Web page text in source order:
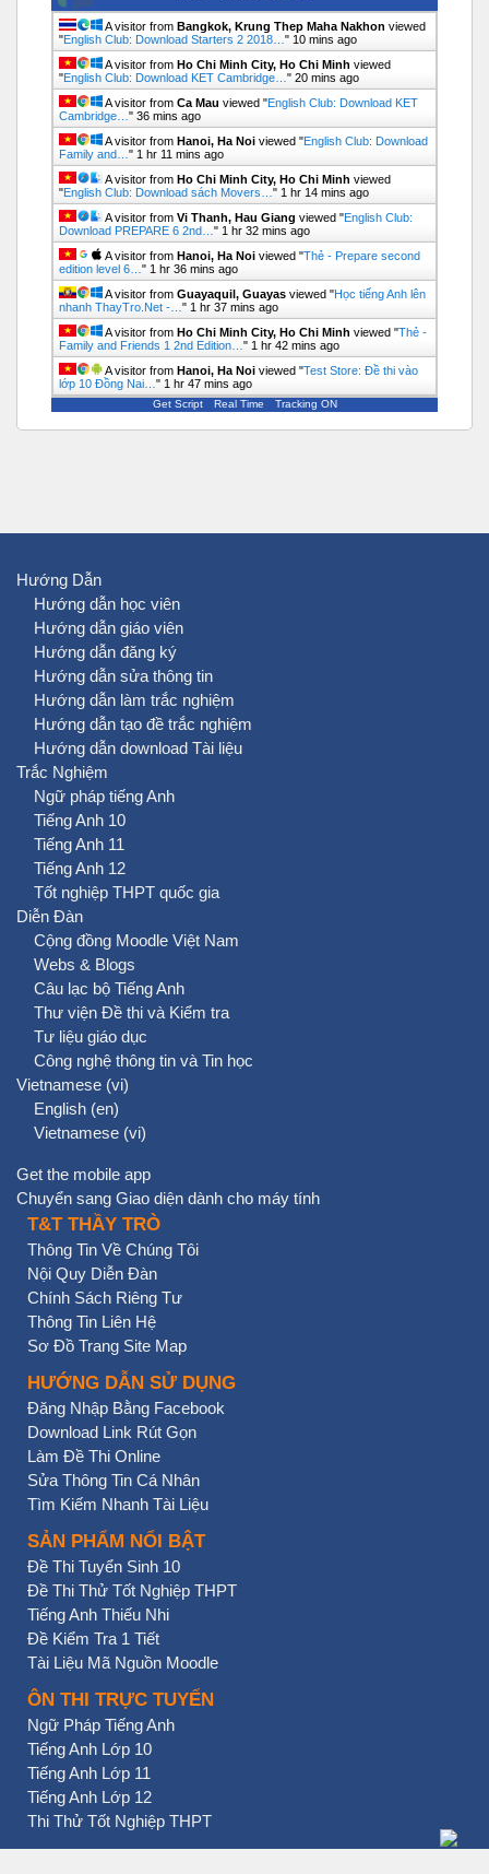
A visitor from Bangkok, Krung Thep Maha Nakhon viewed
"English Club: Download Starters 2 2018… " 10 mins ago
A visitor from Ho Chi Minh City, Ho Chi Minh viewed
"English Club: Download KET Cambridge… " 20 mins ago
A visitor from Ca Mau viewed "English Club: Download KET
Cambridge… " 36 mins ago
A visitor from Hanoi, Ha Noi viewed "English Club: Download
Family and… " 1 hr 11 mins ago
A visitor from Ho Chi Minh City, Ho Chi Minh viewed
"English Club: Download sách Movers… " 1 hr 14 mins ago
A visitor from Vi Thanh, Hau Giang viewed "English Club:
Download PREPARE 6 2nd… " 1 hr 32 mins ago
A visitor from Hanoi, Ha Noi viewed "Thẻ - Prepare second
edition level 6… " 1 hr 36 mins ago
A visitor from Guayaquil, Guayas viewed "Học tiếng Anh lên
nhanh ThayTro.Net -… " 1 hr 37 mins ago
A visitor from Ho Chi Minh City, Ho Chi Minh viewed "Thẻ -
Family and Friends 1 2nd Edition… " 1 hr 42 mins ago
A visitor from Hanoi, Ha Noi viewed "Test Store: Đề thi vào
lớp 10 Đồng Nai… " 1 hr 47 mins ago
Get Script Real Time Tracking ON
Hướng Dẫn
Hướng dẫn học viên
Hướng dẫn giáo viên
Hướng dẫn đăng ký
Hướng dẫn sửa thông tin
Hướng dẫn làm trắc nghiệm
Hướng dẫn tạo đề trắc nghiệm
Hướng dẫn download Tài liệu
Trắc Nghiệm
Ngữ pháp tiếng Anh
Tiếng Anh 10
Tiếng Anh 11
Tiếng Anh 12
Tốt nghiệp THPT quốc gia
Diễn Đàn
Cộng đồng Moodle Việt Nam
Webs & Blogs
Câu lạc bộ Tiếng Anh
Thư viện Đề thi và Kiểm tra
Tư liệu giáo dục
Công nghệ thông tin và Tin học
Vietnamese ‎(vi)‎
English ‎(en)‎
Vietnamese ‎(vi)‎
Get the mobile app
Chuyển sang Giao diện dành cho máy tính
T&T THẦY TRÒ
Thông Tin Về Chúng Tôi
Nội Quy Diễn Đàn
Chính Sách Riêng Tư
Thông Tin Liên Hệ
Sơ Đồ Trang Site Map
HƯỚNG DẪN SỬ DỤNG
Đăng Nhập Bằng Facebook
Download Link Rút Gọn
Làm Đề Thi Online
Sửa Thông Tin Cá Nhân
Tìm Kiếm Nhanh Tài Liệu
SẢN PHẨM NỔI BẬT
Đề Thi Tuyển Sinh 10
Đề Thi Thử Tốt Nghiệp THPT
Tiếng Anh Thiếu Nhi
Đề Kiểm Tra 1 Tiết
Tài Liệu Mã Nguồn Moodle
ÔN THI TRỰC TUYẾN
Ngữ Pháp Tiếng Anh
Tiếng Anh Lớp 10
Tiếng Anh Lớp 11
Tiếng Anh Lớp 12
Thi Thử Tốt Nghiệp THPT